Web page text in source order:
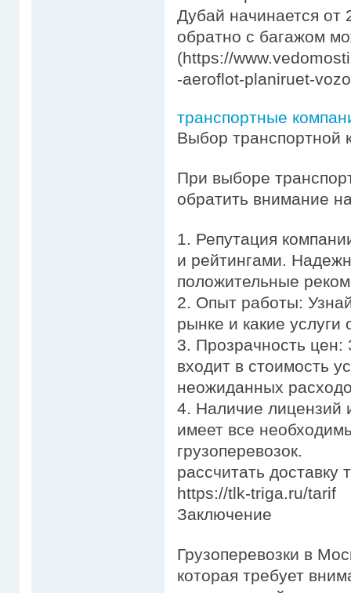
Дубай начинается от
обратно с багажом
(https://
-aeroflot-planiruet-
транспортные
Выбор транспортной
При выборе
обратить внимание
1. Репутация
и рейтингами.
положительные
2. Опыт работы:
рынке и какие услуги
3. Прозрачность цен:
входит в стоимость
неожиданных
4. Наличие лицензий
имеет все
грузоперевозок.
рассчитать доставку
https://tlk-triga.ru/tarif
Заключение
Грузоперевозки в
которая требует